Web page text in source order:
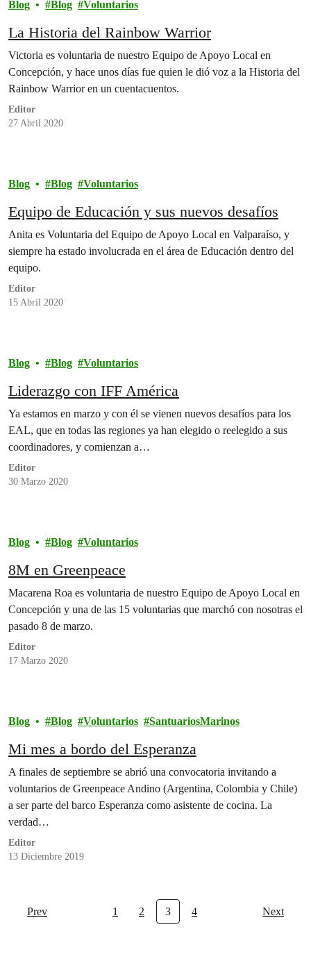
Blog Blog Voluntarios
La Historia del Rainbow Warrior
Victoria es voluntaria de nuestro Equipo de Apoyo Local en
Concepción, y hace unos días fue quien le dió voz a la Historia del
Rainbow Warrior en un cuentacuentos.
Editor
27 Abril 2020
Blog Blog Voluntarios
Equipo de Educación y sus nuevos desafíos
Anita es Voluntaria del Equipo de Apoyo Local en Valparaíso, y
siempre ha estado involucrada en el área de Educación dentro del
equipo.
Editor
15 Abril 2020
Blog Blog Voluntarios
Liderazgo con IFF América
Ya estamos en marzo y con él se vienen nuevos desafíos para los
EAL, que en todas las regiones ya han elegido o reelegido a sus
coordinadores, y comienzan a…
Editor
30 Marzo 2020
Blog Blog Voluntarios
8M en Greenpeace
Macarena Roa es voluntaria de nuestro Equipo de Apoyo Local en
Concepción y una de las 15 voluntarias que marchó con nosotras el
pasado 8 de marzo.
Editor
17 Marzo 2020
Blog Blog Voluntarios SantuariosMarinos
Mi mes a bordo del Esperanza
A finales de septiembre se abrió una convocatoria invitando a
voluntarios de Greenpeace Andino (Argentina, Colombia y Chile)
a ser parte del barco Esperanza como asistente de cocina. La
verdad…
Editor
13 Diciembre 2019
Prev 1 2 3 4 Next